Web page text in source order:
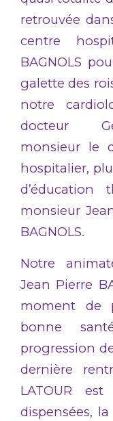
retrouvée
centre
BAGNOLS
galette des
notre
docteur
monsieur le
hospitalier,
d’éducation
monsieur
BAGNOLS.
Notre
Jean Pierre
moment de
bonne
progression
dernière
LATOUR
dispensées,